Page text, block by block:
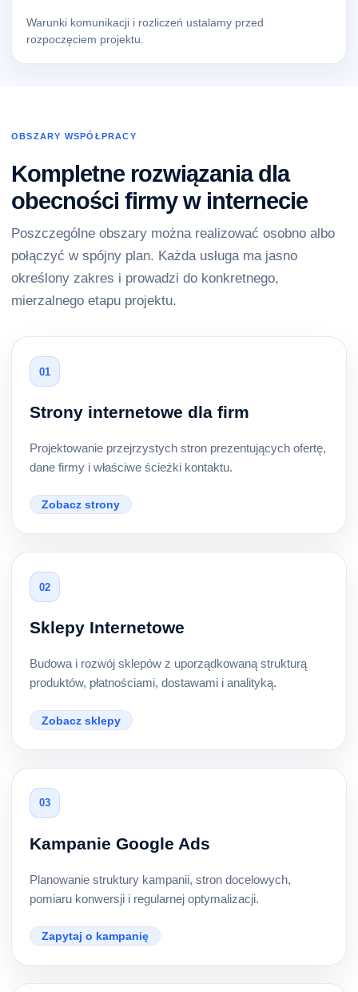
Warunki komunikacji i rozliczeń ustalamy przed
rozpoczęciem projektu.
OBSZARY WSPÓŁPRACY
Kompletne rozwiązania dla
obecności firmy w internecie
Poszczególne obszary można realizować osobno albo
połączyć w spójny plan. Każda usługa ma jasno
określony zakres i prowadzi do konkretnego,
mierzalnego etapu projektu.
01
Strony internetowe dla firm
Projektowanie przejrzystych stron prezentujących ofertę,
dane firmy i właściwe ścieżki kontaktu.
Zobacz strony
02
Sklepy Internetowe
Budowa i rozwój sklepów z uporządkowaną strukturą
produktów, płatnościami, dostawami i analityką.
Zobacz sklepy
03
Kampanie Google Ads
Planowanie struktury kampanii, stron docelowych,
pomiaru konwersji i regularnej optymalizacji.
Zapytaj o kampanię